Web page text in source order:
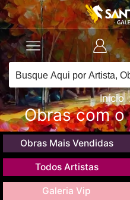
Início
Obras com
Obras Mais Vendidas
Todos Artistas
Galeria Vip